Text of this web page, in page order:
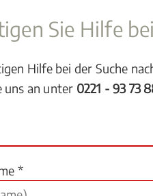
Sie Hilfe
Hilfe bei der Suche
uns an unter 0221 - 93 73
*